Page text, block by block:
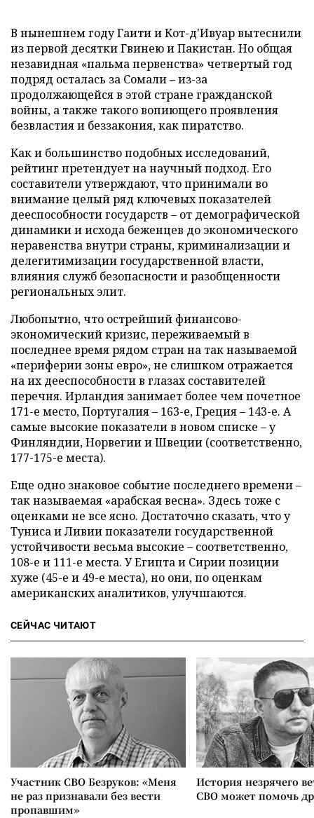
В нынешнем году Гаити и Кот-д'Ивуар вытеснили
из первой десятки Гвинею и Пакистан. Но общая
незавидная «пальма первенства» четвертый год
подряд осталась за Сомали–из-за
продолжающейся в этой стране гражданской
войны, а также такого вопиющего проявления
безвластия и беззакония, как пиратство.
Как и большинство подобных исследований,
рейтинг претендует на научный подход. Его
составители утверждают, что принимали во
внимание целый ряд ключевых показателей
дееспособности государств – от демографической
динамики и исхода беженцев до экономического
неравенства внутри страны, криминализации и
делегитимизации государственной власти,
влияния служб безопасности и разобщенности
региональных элит.
Любопытно, что острейший финансово-
экономический кризис, переживаемый в
последнее время рядом стран на так называемой
«периферии зоны евро», не слишком отражается
на их дееспособности в глазах составителей
перечня. Ирландия занимает более чем почетное
171-е место, Португалия– 163-е, Греция– 143-е. А
самые высокие показатели в новом списке –у
Финляндии, Норвегии и Швеции (соответственно,
177-175-е места).
Еще одно знаковое событие последнего времени–
так называемая «арабская весна». Здесь тоже с
оценками не все ясно. Достаточно сказать, что у
Туниса и Ливии показатели государственной
устойчивости весьма высокие – соответственно,
108-е и 111-е места. У Египта и Сирии позиции
хуже (45-е и 49-е места), но они, по оценкам
американских аналитиков, улучшаются.
СЕЙЧАС ЧИТАЮТ
Участник СВО Безруков: «Меня
не раз признавали без вести
пропавшим»
История незрячего
СВО может помочь